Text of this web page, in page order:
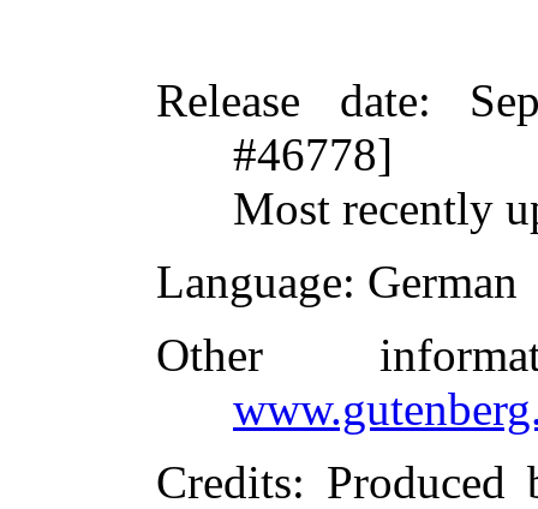
Release date:
#46778]
Most recently
Language: German
Other
Credits: Produced